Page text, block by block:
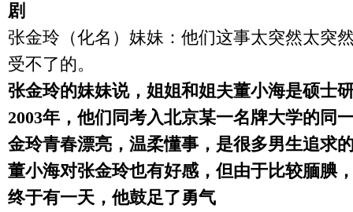
剧
张金玲（化名）妹妹：他们这事太突然太突
受不了的。
张金玲的妹妹说，姐姐和姐夫董小海是硕士
2003年，他们同考入北京某一名牌大学的同
金玲青春漂亮，温柔懂事，是很多男生追求
董小海对张金玲也有好感，但由于比较腼腆
终于有一天，他鼓足了勇气